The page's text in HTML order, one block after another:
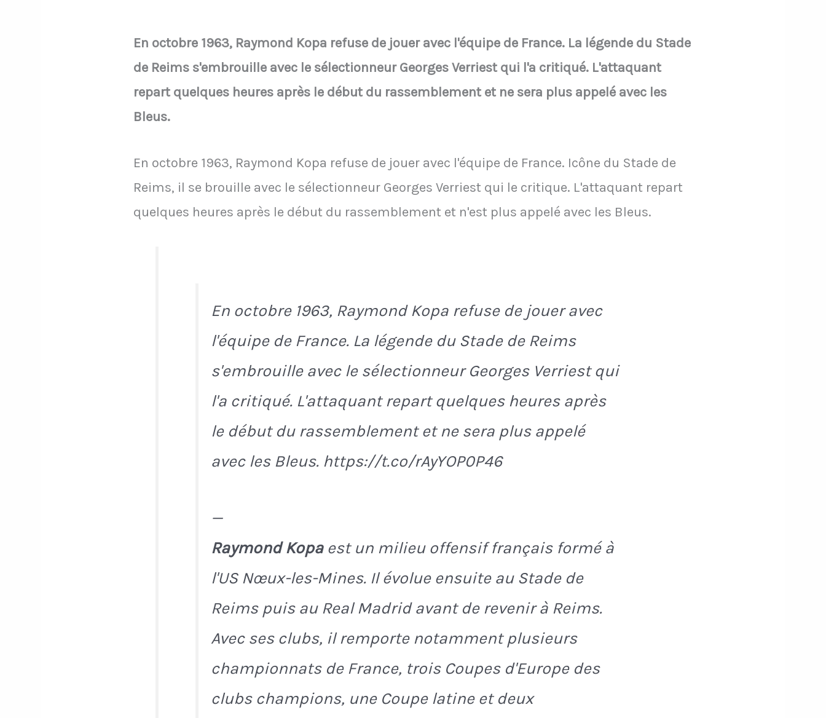
En octobre 1963, Raymond Kopa refuse de jouer avec l'équipe de France. La légende du Stade
de Reims s'embrouille avec le sélectionneur Georges Verriest qui l'a critiqué. L'attaquant
repart quelques heures après le début du rassemblement et ne sera plus appelé avec les
Bleus.
En octobre 1963, Raymond Kopa refuse de jouer avec l'équipe de France. Icône du Stade de
Reims, il se brouille avec le sélectionneur Georges Verriest qui le critique. L'attaquant repart
quelques heures après le début du rassemblement et n'est plus appelé avec les Bleus.
En octobre 1963, Raymond Kopa refuse de jouer avec
l'équipe de France. La légende du Stade de Reims
s'embrouille avec le sélectionneur Georges Verriest qui
l'a critiqué. L'attaquant repart quelques heures après
le début du rassemblement et ne sera plus appelé
avec les Bleus. https://t.co/rAyYOP0P46
—
Raymond Kopaest un milieu offensif français formé à
l'US Nœux-les-Mines. Il évolue ensuite au Stade de
Reims puis au Real Madrid avant de revenir à Reims.
Avec ses clubs, il remporte notamment plusieurs
championnats de France, trois Coupes d'Europe des
clubs champions, une Coupe latine et deux